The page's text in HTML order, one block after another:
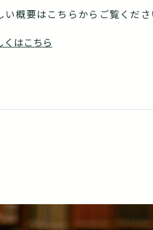
い概要はこちらからご覧くださ
くはこちら